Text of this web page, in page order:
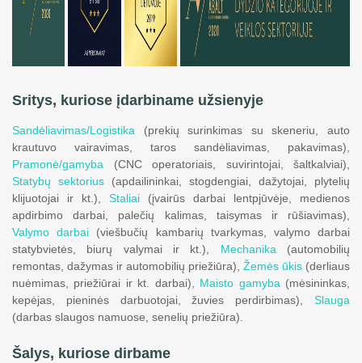
Sritys, kuriose įdarbiname užsienyje
Sandėliavimas/Logistika (prekių surinkimas su skeneriu, auto
krautuvo vairavimas, taros sandėliavimas, pakavimas),
Pramonė/gamyba (CNC operatoriais, suvirintojai, šaltkalviai),
Statybų sektorius (apdailininkai, stogdengiai, dažytojai, plytelių
klijuotojai ir kt.), Staliai (įvairūs darbai lentpjūvėje, medienos
apdirbimo darbai, palečių kalimas, taisymas ir rūšiavimas),
Valymo darbai (viešbučių kambarių tvarkymas, valymo darbai
statybvietės, biurų valymai ir kt.), Mechanika(automobilių
remontas, dažymas ir automobilių priežiūra), Žemės ūkis (derliaus
nuėmimas, priežiūrai ir kt. darbai), Maisto gamyba(mėsininkas,
kepėjas, pieninės darbuotojai, žuvies perdirbimas), Slauga
(darbas slaugos namuose, senelių priežiūra).
Šalys, kuriose dirbame